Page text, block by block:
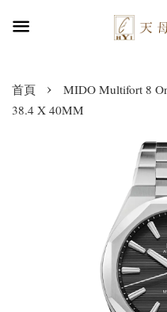
首頁 ›
MIDO Multifort 8
38.4 X 40MM